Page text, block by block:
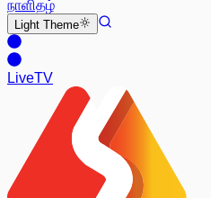
நாளிதழ்
Light Theme
LiveTV